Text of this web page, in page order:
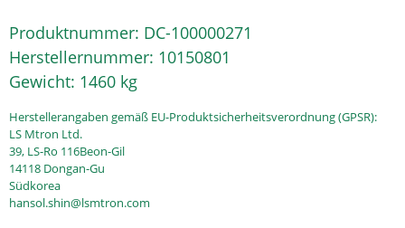
Produktnummer: DC-100000271
Herstellernummer: 10150801
Gewicht: 1460 kg
Herstellerangaben gemäß EU-Produktsicherheitsverordnung (GPSR):
LS Mtron Ltd.
39, LS-Ro 116Beon-Gil
14118 Dongan-Gu
Südkorea
hansol.shin@lsmtron.com